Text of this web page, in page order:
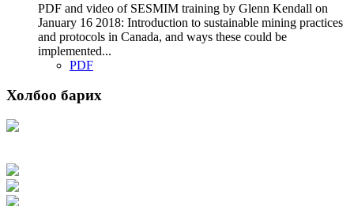
PDF and video of SESMIM training by Glenn Kendall on
January 16 2018: Introduction to sustainable mining practices
and protocols in Canada, and ways these could be
implemented...
PDF
Холбоо барих